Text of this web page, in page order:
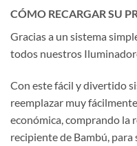
CÓMO RECARGAR SU
Gracias a un sistema
todos nuestros
Con este fácil y divertido
reemplazar muy
económica, comprando la
recipiente de Bambú,